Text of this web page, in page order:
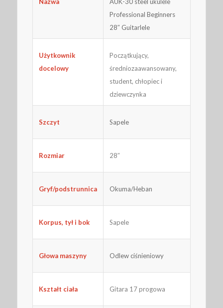
Nazwa
AUK-30 steel ukulele
Professional Beginners
28″ Guitarlele
Użytkownik
docelowy
Początkujący,
średniozaawansowany,
student, chłopiec i
dziewczynka
Szczyt Sapele
Rozmiar 28″
Gryf/podstrunnica Okuma/Heban
Korpus, tył i bok Sapele
Głowa maszyny Odlew ciśnieniowy
Kształt ciała Gitara 17 progowa